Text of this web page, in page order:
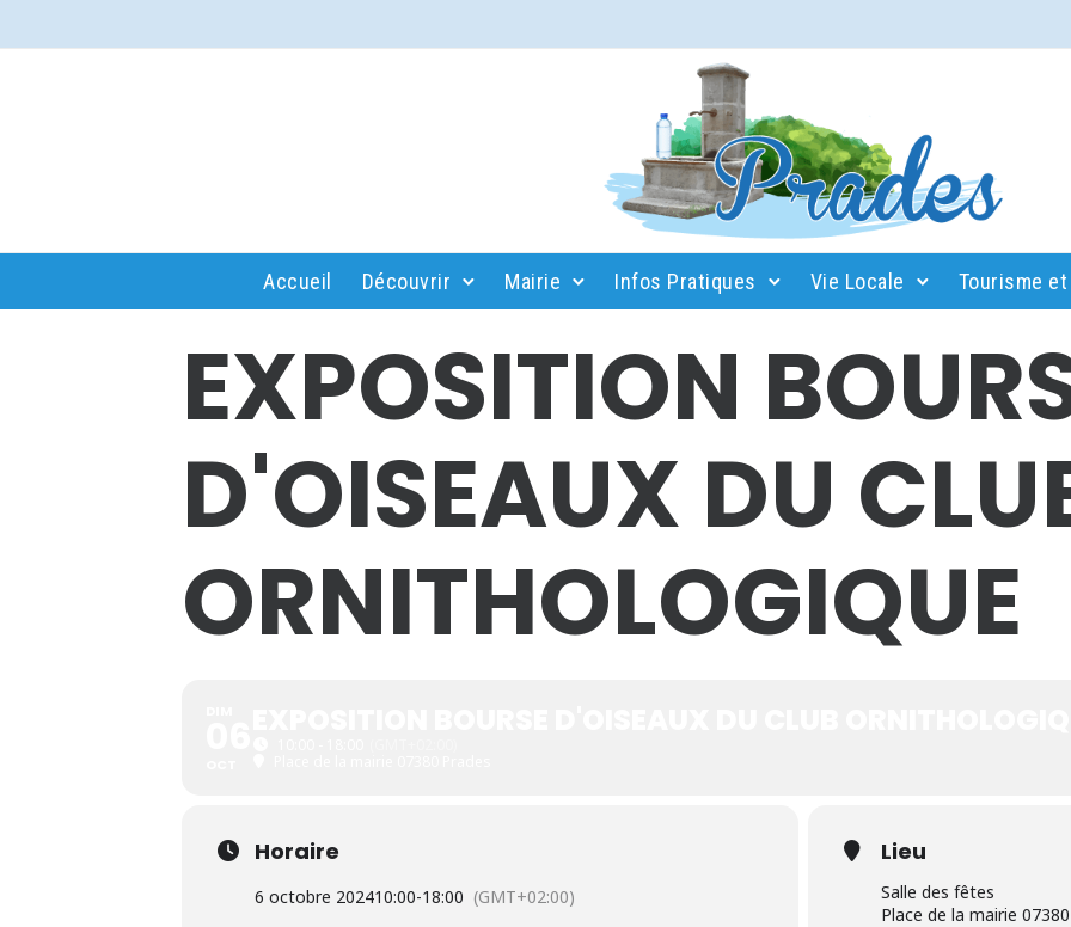
Accueil Découvrir Mairie Infos Pratiques Vie Locale Tourisme
EXPOSITION
D'OISEAUX DU
ORNITHOLOGIQUE
Horaire
6 octobre 202410:00-18:00 (GMT+02:00)
Lieu
Salle des fêtes
Place de la mairie